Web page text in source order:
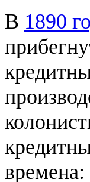
В 1890
времена: